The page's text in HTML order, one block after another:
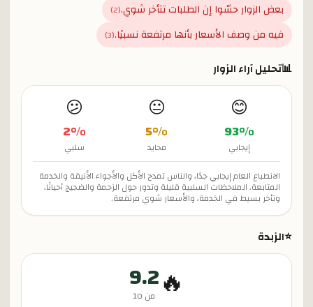
بعض الزوار حسّوا إن الطلبات تتأخر شوي.(
2
)
فيه من وصف الأسعار بأنها مرتفعة نسبيًا.(
3
)
📊تحليل آراء الزوار
😊
93%
إيجابي
😐
5%
محايد
😕
2%
سلبي
الانطباع العام إيجابي جدًا، والناس تمدح الأكل والأجواء الأنيقة والخدمة
المتابعة. الملاحظات السلبية قليلة وتدور حول الزحمة والضجيج أحيانًا،
وتأخر بسيط في الخدمة، والأسعار شوي مرتفعة.
⭐الزبدة
🔥
9.2
من 10